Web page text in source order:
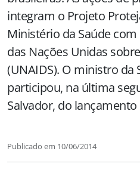
integram o Projeto
Ministério da Saúde
das Nações Unidas
(UNAIDS). O ministro da
participou, na última
Salvador, do
Publicado em 10/06/2014